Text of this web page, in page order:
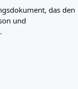
das den
und